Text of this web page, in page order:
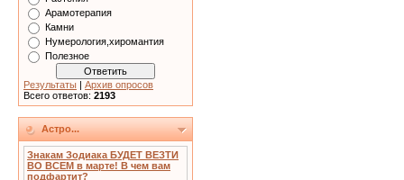
Арамотерапия
Камни
Нумерология,хиромантия
Полезное
Результаты | Архив опросов
Всего ответов: 2193
Астро...
Знакам Зодиака БУДЕТ ВЕЗТИ
ВО ВСЕМ в марте! В чем вам
подфартит?